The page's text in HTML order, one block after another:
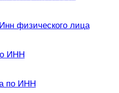
физического лица
ИНН
по ИНН